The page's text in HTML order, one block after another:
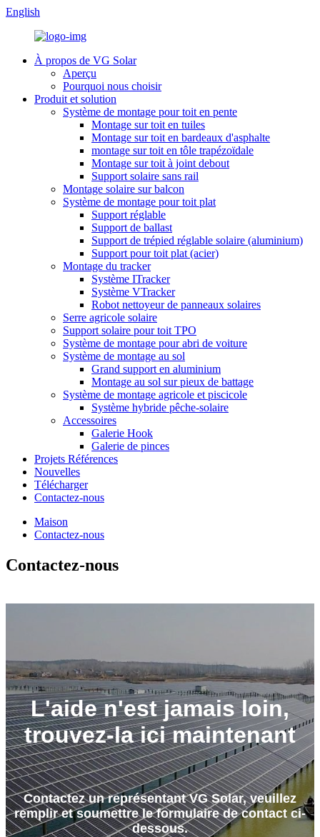
English
À propos de VG Solar
Aperçu
Pourquoi nous choisir
Produit et solution
Système de montage pour toit en pente
Montage sur toit en tuiles
Montage sur toit en bardeaux d'asphalte
montage sur toit en tôle trapézoïdale
Montage sur toit à joint debout
Support solaire sans rail
Montage solaire sur balcon
Système de montage pour toit plat
Support réglable
Support de ballast
Support de trépied réglable solaire (aluminium)
Support pour toit plat (acier)
Montage du tracker
Système ITracker
Système VTracker
Robot nettoyeur de panneaux solaires
Serre agricole solaire
Support solaire pour toit TPO
Système de montage pour abri de voiture
Système de montage au sol
Grand support en aluminium
Montage au sol sur pieux de battage
Système de montage agricole et piscicole
Système hybride pêche-solaire
Accessoires
Galerie Hook
Galerie de pinces
Projets Références
Nouvelles
Télécharger
Contactez-nous
Maison
Contactez-nous
Contactez-nous
L'aide n'est jamais loin,
trouvez-la ici maintenant
Contactez un représentant VG Solar, veuillez
remplir et soumettre le formulaire de contact ci-
dessous.